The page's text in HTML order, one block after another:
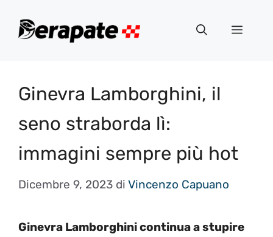
Menu
Ginevra Lamborghini, il
seno straborda lì:
immagini sempre più hot
Dicembre 9, 2023 di Vincenzo Capuano
Ginevra Lamborghini continua a stupire